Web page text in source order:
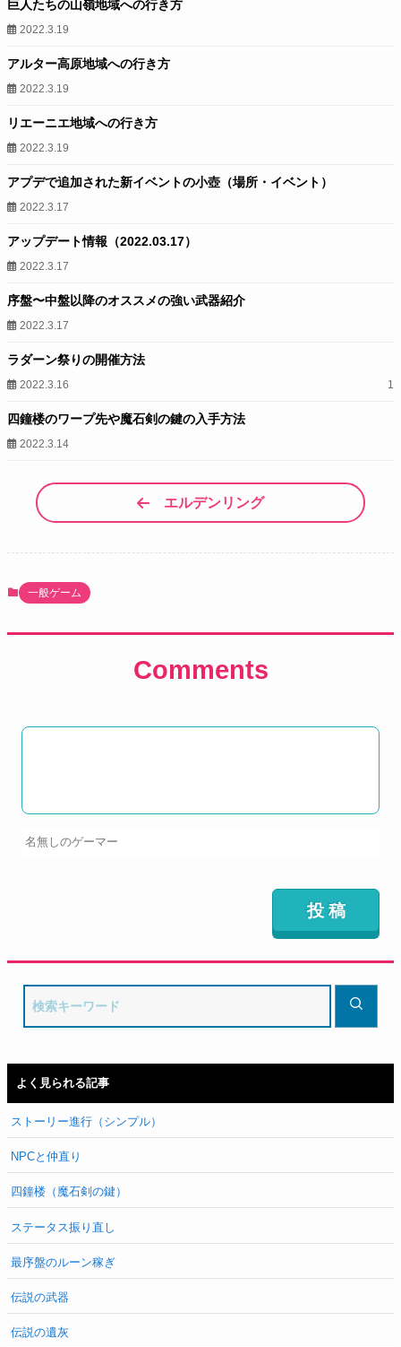
巨人たちの山嶺地域への行き方
2022.3.19
アルター高原地域への行き方
2022.3.19
リエーニエ地域への行き方
2022.3.19
アプデで追加された新イベントの小壺（場所・イベント）
2022.3.17
アップデート情報（2022.03.17）
2022.3.17
序盤〜中盤以降のオススメの強い武器紹介
2022.3.17
ラダーン祭りの開催方法
2022.3.16 1
四鐘楼のワープ先や魔石剣の鍵の入手方法
2022.3.14
エルデンリング
一般ゲーム
Comments
よく見られる記事
ストーリー進行（シンプル）
NPCと仲直り
四鐘楼（魔石剣の鍵）
ステータス振り直し
最序盤のルーン稼ぎ
伝説の武器
伝説の遺灰